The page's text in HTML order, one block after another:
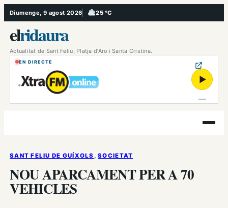
Vés
al
contingut
Diumenge, 9 agost 2026 25 °C
, Ennuvolat
elridaura
Actualitat de Sant Feliu, Platja d’Aro i Santa Cristina.
EN DIRECTE
▶
Obre
el
SANT FELIU DE GUÍXOLS , SOCIETAT
NOU APARCAMENT PER A 70
VEHICLES